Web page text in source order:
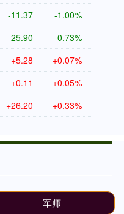
-11.37 -1.00%
-25.90 -0.73%
+5.28 +0.07%
+0.11 +0.05%
+26.20 +0.33%
军师